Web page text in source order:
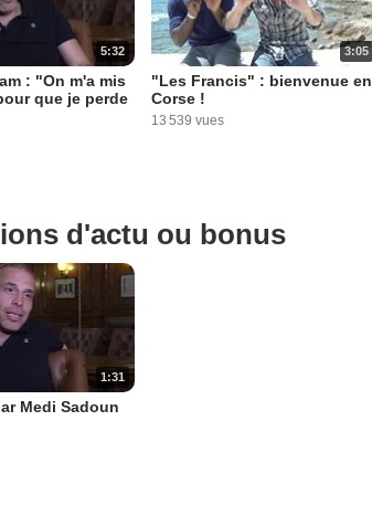
5:32
: "On m'a mis
que je perde
3:05
"Les Francis" : bienvenue en
Corse !
13 539 vues
d'actu ou bonus
1:31
Medi Sadoun